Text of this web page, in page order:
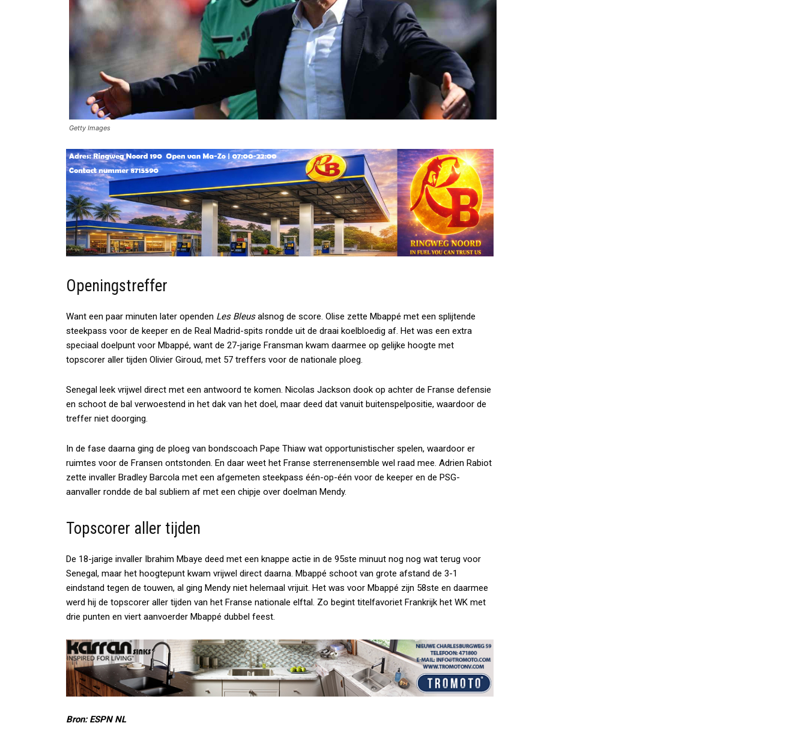
Getty Images
Openingstreffer
Want een paar minuten later openden Les Bleusalsnog de score. Olise zette Mbappé met een splijtende
steekpass voor de keeper en de Real Madrid-spits rondde uit de draai koelbloedig af. Het was een extra
speciaal doelpunt voor Mbappé, want de 27-jarige Fransman kwam daarmee op gelijke hoogte met
topscorer aller tijden Olivier Giroud, met 57 treffers voor de nationale ploeg.
Senegal leek vrijwel direct met een antwoord te komen. Nicolas Jackson dook op achter de Franse defensie
en schoot de bal verwoestend in het dak van het doel, maar deed dat vanuit buitenspelpositie, waardoor de
treffer niet doorging.
In de fase daarna ging de ploeg van bondscoach Pape Thiaw wat opportunistischer spelen, waardoor er
ruimtes voor de Fransen ontstonden. En daar weet het Franse sterrenensemble wel raad mee. Adrien Rabiot
zette invaller Bradley Barcola met een afgemeten steekpass één-op-één voor de keeper en de PSG-
aanvaller rondde de bal subliem af met een chipje over doelman Mendy.
Topscorer aller tijden
De 18-jarige invaller Ibrahim Mbaye deed met een knappe actie in de 95ste minuut nog nog wat terug voor
Senegal, maar het hoogtepunt kwam vrijwel direct daarna. Mbappé schoot van grote afstand de 3-1
eindstand tegen de touwen, al ging Mendy niet helemaal vrijuit. Het was voor Mbappé zijn 58ste en daarmee
werd hij de topscorer aller tijden van het Franse nationale elftal. Zo begint titelfavoriet Frankrijk het WK met
drie punten en viert aanvoerder Mbappé dubbel feest.
Bron: ESPN NL